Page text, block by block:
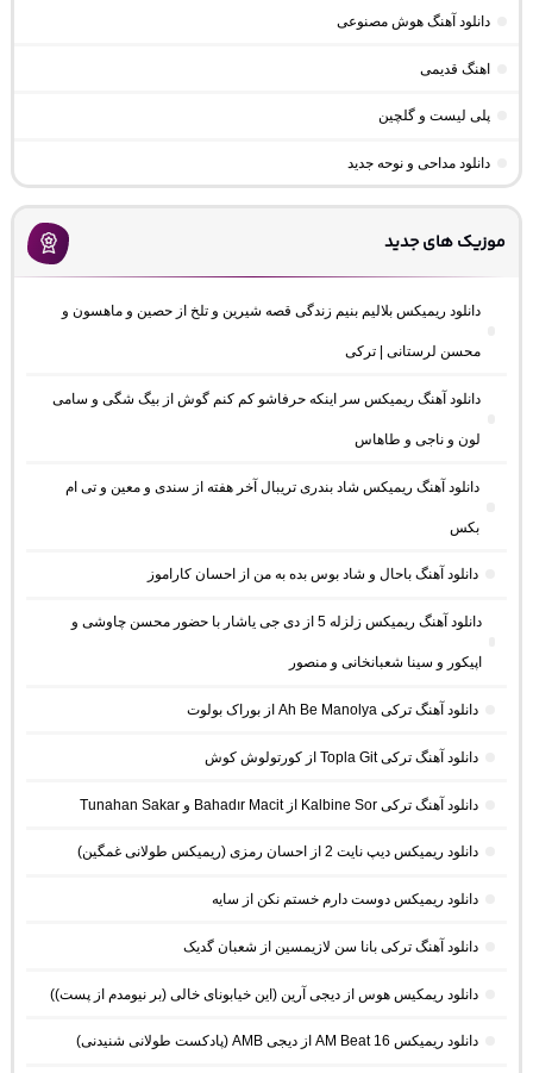
دانلود آهنگ هوش مصنوعی
اهنگ قدیمی
پلی لیست و گلچین
دانلود مداحی و نوحه جدید
موزیک های جدید
دانلود ریمیکس بلالیم بنیم زندگی قصه شیرین و تلخ از حصین و ماهسون و
محسن لرستانی | ترکی
دانلود آهنگ ریمیکس سر اینکه حرفاشو کم کنم گوش از بیگ شگی و سامی
لون و ناجی و طاهاس
دانلود آهنگ ریمیکس شاد بندری تریبال آخر هفته از سندی و معین و تی ام
بکس
دانلود آهنگ باحال و شاد بوس بده به من از احسان کاراموز
دانلود آهنگ ریمیکس زلزله 5 از دی جی یاشار با حضور محسن چاوشی و
اپیکور و سینا شعبانخانی و منصور
دانلود آهنگ ترکی Ah Be Manolya از بوراک بولوت
دانلود آهنگ ترکی Topla Git از کورتولوش کوش
دانلود آهنگ ترکی Kalbine Sor از Bahadır Macit و Tunahan Sakar
دانلود ریمیکس دیپ نایت 2 از احسان رمزی (ریمیکس طولانی غمگین)
دانلود ریمیکس دوست دارم خستم نکن از سایه
دانلود آهنگ ترکی بانا سن لازیمسین از شعبان گدیک
دانلود ریمکیس هوس از دیجی آرین (این خیابونای خالی (بر نیومدم از پست))
دانلود ریمیکس AM Beat 16 از دیجی AMB (پادکست طولانی شنیدنی)